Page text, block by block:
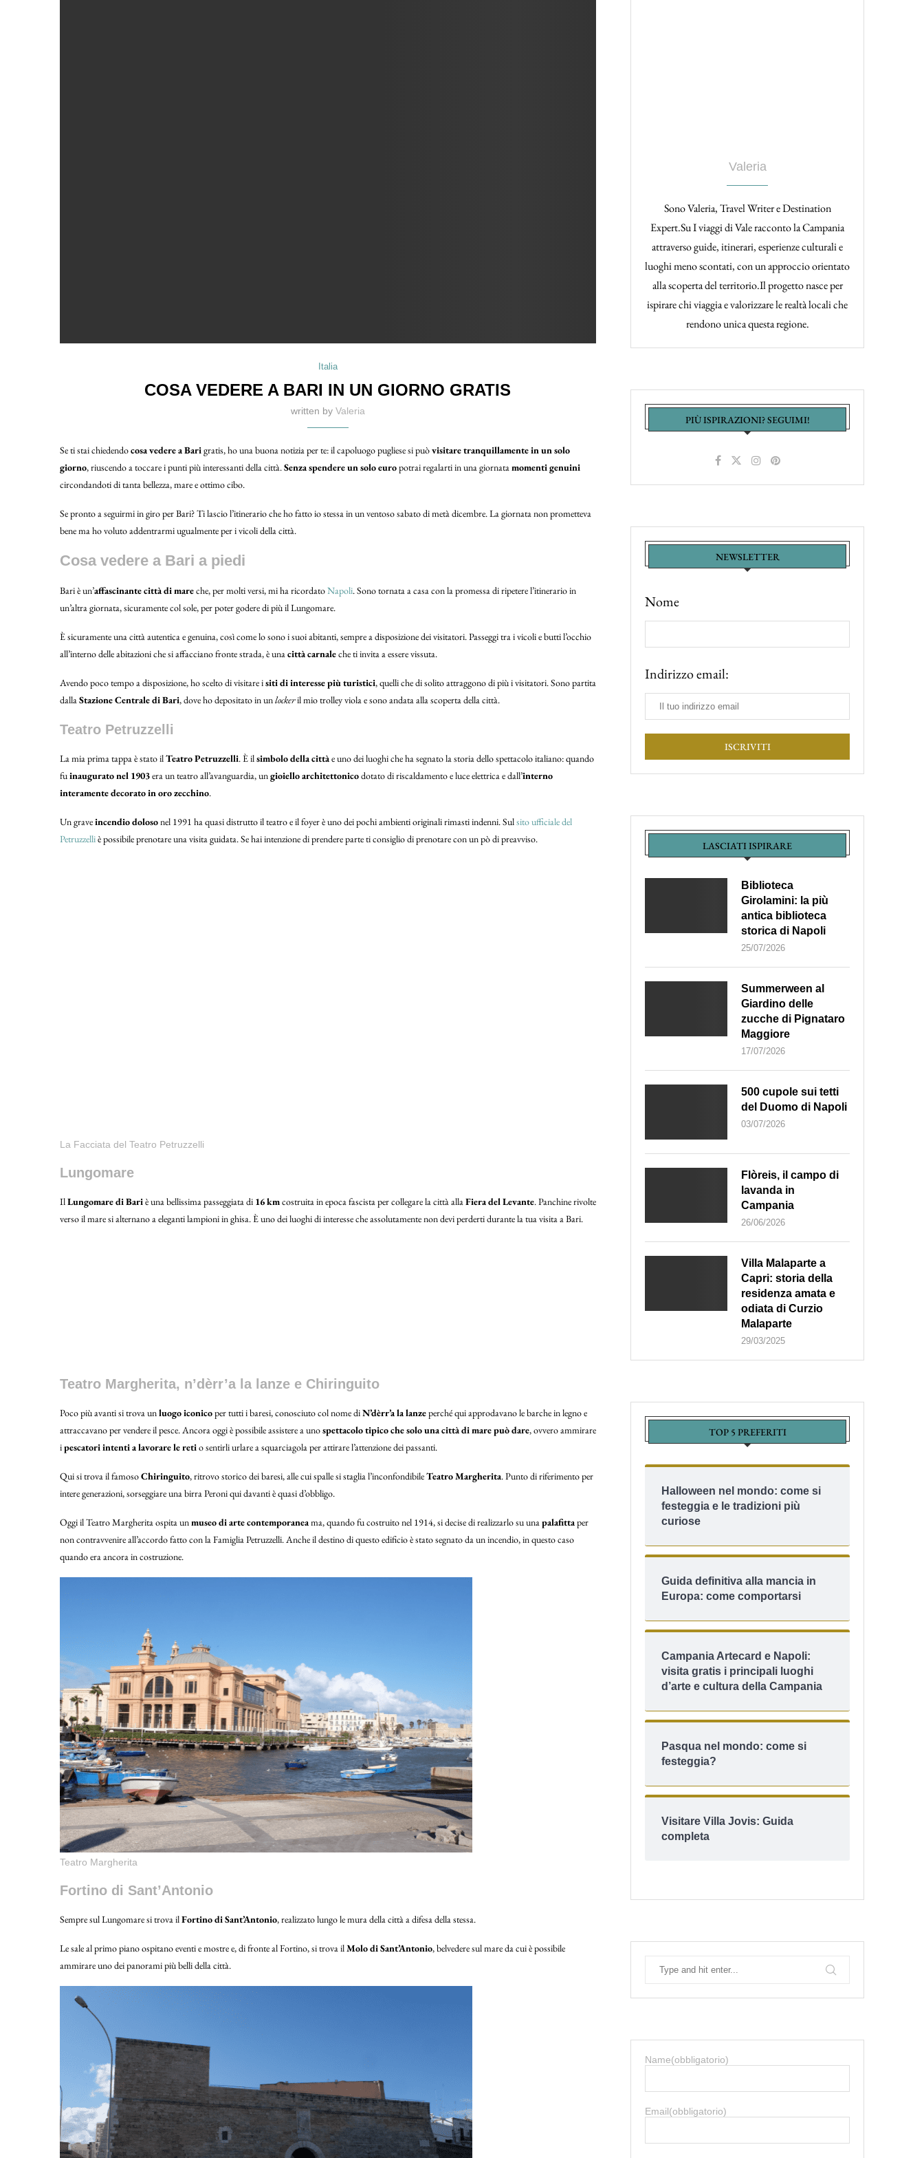
Italia
COSA VEDERE A BARI IN UN GIORNO GRATIS
written by Valeria
Se ti stai chiedendocosa vedere a Barigratis, ho una buona notizia per te: il capoluogo pugliese si puòvisitare tranquillamente in un solo
giorno, riuscendo a toccare i punti più interessanti della città.Senza spendere un solo europotrai regalarti in una giornatamomenti genuini
circondandoti di tanta bellezza, mare e ottimo cibo.
Se pronto a seguirmi in giro per Bari? Ti lascio l’itinerario che ho fatto io stessa in un ventoso sabato di metà dicembre. La giornata non prometteva
bene ma ho voluto addentrarmi ugualmente per i vicoli della città.
Cosa vedere a Bari a piedi
Bari è un’affascinante città di mareche, per molti versi, mi ha ricordatoNapoli. Sono tornata a casa con la promessa di ripetere l’itinerario in
un’altra giornata, sicuramente col sole, per poter godere di più il Lungomare.
È sicuramente una città autentica e genuina, così come lo sono i suoi abitanti, sempre a disposizione dei visitatori. Passeggi tra i vicoli e butti l’occhio
all’interno delle abitazioni che si affacciano fronte strada, è unacittà carnaleche ti invita a essere vissuta.
Avendo poco tempo a disposizione, ho scelto di visitare isiti di interesse più turistici, quelli che di solito attraggono di più i visitatori. Sono partita
dallaStazione Centrale di Bari, dove ho depositato in unlockeril mio trolley viola e sono andata alla scoperta della città.
Teatro Petruzzelli
La mia prima tappa è stato ilTeatro Petruzzelli. È ilsimbolo della cittàe uno dei luoghi che ha segnato la storia dello spettacolo italiano: quando
fuinaugurato nel 1903era un teatro all’avanguardia, ungioiello architettonicodotato di riscaldamento e luce elettrica e dall’interno
interamente decorato in oro zecchino.
Un graveincendio dolosonel 1991 ha quasi distrutto il teatro e il foyer è uno dei pochi ambienti originali rimasti indenni. Sulsito ufficiale del
Petruzzelliè possibile prenotare una visita guidata. Se hai intenzione di prendere parte ti consiglio di prenotare con un pò di preavviso.
La Facciata del Teatro Petruzzelli
Lungomare
IlLungomare di Bariè una bellissima passeggiata di 16 kmcostruita in epoca fascista per collegare la città allaFiera del Levante. Panchine rivolte
verso il mare si alternano a eleganti lampioni in ghisa. È uno dei luoghi di interesse che assolutamente non devi perderti durante la tua visita a Bari.
Lungomare di Bari
Teatro Margherita, n’dèrr’a la lanze e Chiringuito
Poco più avanti si trova unluogo iconicoper tutti i baresi, conosciuto col nome diN’dèrr’a la lanzeperché qui approdavano le barche in legno e
attraccavano per vendere il pesce. Ancora oggi è possibile assistere a unospettacolo tipico che solo una città di mare può dare, ovvero ammirare
ipescatori intenti a lavorare le retio sentirli urlare a squarciagola per attirare l’attenzione dei passanti.
Qui si trova il famosoChiringuito, ritrovo storico dei baresi, alle cui spalle si staglia l’inconfondibileTeatro Margherita. Punto di riferimento per
intere generazioni, sorseggiare una birra Peroni qui davanti è quasi d’obbligo.
Oggi il Teatro Margherita ospita unmuseo di arte contemporaneama, quando fu costruito nel 1914, si decise di realizzarlo su unapalafittaper
non contravvenire all’accordo fatto con la Famiglia Petruzzelli. Anche il destino di questo edificio è stato segnato da un incendio, in questo caso
quando era ancora in costruzione.
Teatro Margherita
Fortino di Sant’Antonio
Sempre sul Lungomare si trova ilFortino di Sant’Antonio, realizzato lungo le mura della città a difesa della stessa.
Le sale al primo piano ospitano eventi e mostre e, di fronte al Fortino, si trova ilMolo di Sant’Antonio, belvedere sul mare da cui è possibile
ammirare uno dei panorami più belli della città.
Valeria
Sono Valeria, Travel Writer e Destination
Expert.Su I viaggi di Vale racconto la Campania
attraverso guide, itinerari, esperienze culturali e
luoghi meno scontati, con un approccio orientato
alla scoperta del territorio.Il progetto nasce per
ispirare chi viaggia e valorizzare le realtà locali che
rendono unica questa regione.
PIÙ ISPIRAZIONI? SEGUIMI!
NEWSLETTER
Nome
Indirizzo email:
LASCIATI ISPIRARE
Biblioteca
Girolamini: la più
antica biblioteca
storica di Napoli
25/07/2026
Summerween al
Giardino delle
zucche di Pignataro
Maggiore
17/07/2026
500 cupole sui tetti
del Duomo di Napoli
03/07/2026
Flòreis, il campo di
lavanda in
Campania
26/06/2026
Villa Malaparte a
Capri: storia della
residenza amata e
odiata di Curzio
Malaparte
29/03/2025
TOP 5 PREFERITI
Halloween nel mondo: come si
festeggia e le tradizioni più
curiose
Guida definitiva alla mancia in
Europa: come comportarsi
Campania Artecard e Napoli:
visita gratis i principali luoghi
d’arte e cultura della Campania
Pasqua nel mondo: come si
festeggia?
Visitare Villa Jovis: Guida
completa
Name(obbligatorio)
Email(obbligatorio)